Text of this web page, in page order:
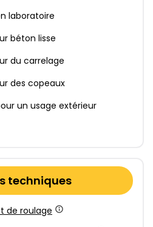
laboratoire
béton lisse
du carrelage
des copeaux
un usage extérieur
techniques
de roulage